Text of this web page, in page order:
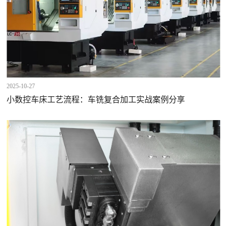
2025-10-27
小数控车床工艺流程：车铣复合加工实战案例分享